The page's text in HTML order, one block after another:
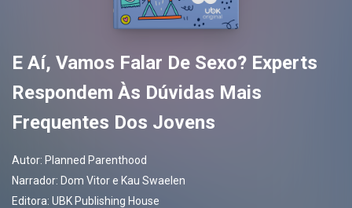
E Aí, Vamos Falar De Sexo? Experts
Respondem Às Dúvidas Mais
Frequentes Dos Jovens
Autor: Planned Parenthood
Narrador: Dom Vitor e Kau Swaelen
Editora: UBK Publishing House